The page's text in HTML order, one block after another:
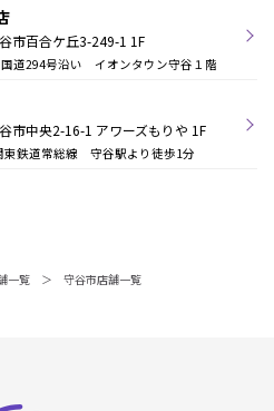
市百合ケ丘3-249-1 1F
道294号沿い イオンタウン守谷１階
市中央2-16-1 アワーズもりや 1F
東鉄道常総線 守谷駅より徒歩1分
一覧 守谷市店舗一覧